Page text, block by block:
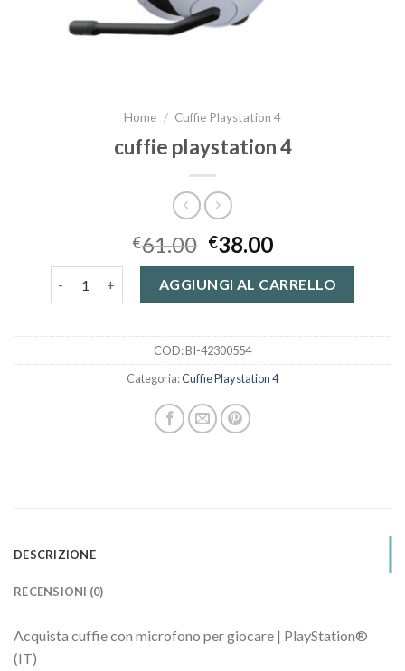
Home / Cuffie Playstation 4
cuffie playstation 4
€61.00 €38.00
cuffie playstation 4 quantitàAGGIUNGI AL CARRELLO
COD:BI-42300554
Categoria:Cuffie Playstation 4
DESCRIZIONE
RECENSIONI (0)
Acquista cuffie con microfono per giocare | PlayStation®
(IT)